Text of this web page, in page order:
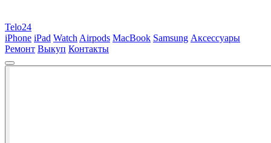
Telo24
iPhone iPad Watch Airpods MacBook Samsung Аксессуары
Ремонт Выкуп Контакты